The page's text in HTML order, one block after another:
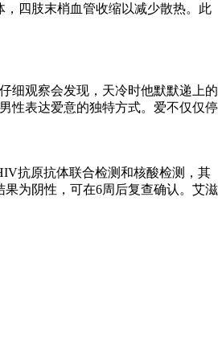
四肢末梢血管收缩以减少散热。此
细观察会发现，天冷时他默默递上的
性表达爱意的独特方式。爱不仅仅停
抗原抗体联合检测和核酸检测，其
为阴性，可在6周后复查确认。艾滋